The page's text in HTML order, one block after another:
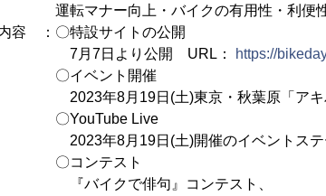
マナー向上・バイクの有用性・利便性
容 ：〇特設サイトの公開
7日より公開 URL：
https://
ベント開催
年8月19日(土)東京・秋葉原「アキバ
Live
年8月19日(土)開催のイベントステー
コンテスト
イクで俳句』コンテスト、